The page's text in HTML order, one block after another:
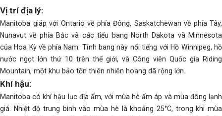
Vị trí địa lý:
Manitoba giáp với Ontario về phía Đông, Saskatchewan về phía Tây,
Nunavut về phía Bắc và các tiểu bang North Dakota và Minnesota
của Hoa Kỳ về phía Nam. Tỉnh bang này nổi tiếng với Hồ Winnipeg, hồ
nước ngọt lớn thứ 10 trên thế giới, và Công viên Quốc gia Riding
Mountain, một khu bảo tồn thiên nhiên hoang dã rộng lớn.
Khí hậu:
Manitoba có khí hậu lục địa ẩm, với mùa hè ấm áp và mùa đông lạnh
giá. Nhiệt độ trung bình vào mùa hè là khoảng 25°C, trong khi mùa